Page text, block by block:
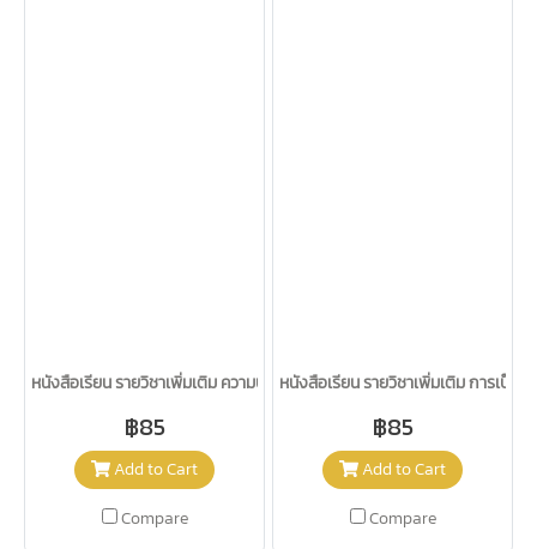
หนังสือเรียน รายวิชาเพิ่มเติม ความปลอดภัยในงานอาชีพ ม.4-6 /อจท.
฿85
Add to Cart
Compare
หนังสือเรียน รายวิชาเพิ่มเติม การเป็
฿85
Add to Cart
Compare